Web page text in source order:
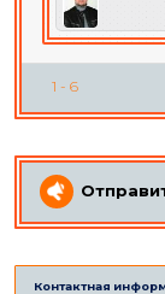
1 - 6
Контактная